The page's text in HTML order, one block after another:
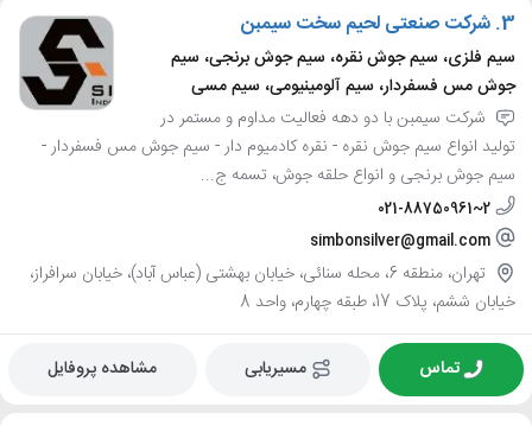
3. شرکت صنعتی لحیم سخت سیمبن
سیم فلزی، سیم جوش نقره، سیم جوش برنجی، سیم
جوش مس فسفردار، سیم آلومینیومی، سیم مسی
شرکت سیمبن با دو دهه فعالیت مداوم و مستمر در
تولید انواع سیم جوش نقره - نقره کادمیوم دار - سیم جوش مس فسفردار -
سیم جوش برنجی و انواع حلقه جوش، تسمه ج...
021-88750961~2
simbonsilver@gmail.com
تهران، منطقه 6، محله سنائی، خیابان بهشتی (عباس آباد)، خیابان سرافراز،
خیابان ششم، پلاک 17، طبقه چهارم، واحد 8
تماس مسیریابی مشاهده پروفایل